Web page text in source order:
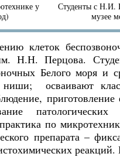
у
Студенты с Н.И.
музее
клеток
Н.Н. Перцова.
Белого моря
ниши; осваивают
по
препарата –